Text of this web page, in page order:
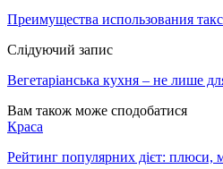
Преимущества использования
Слідуючий запис
Вегетаріанська кухня – не лише
Вам також може сподобатися
Краса
Рейтинг популярних дієт: плюси,